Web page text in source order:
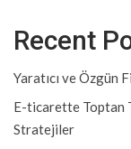
Recent
Yaratıcı ve Özgün
E-ticarette Toptan
Stratejiler